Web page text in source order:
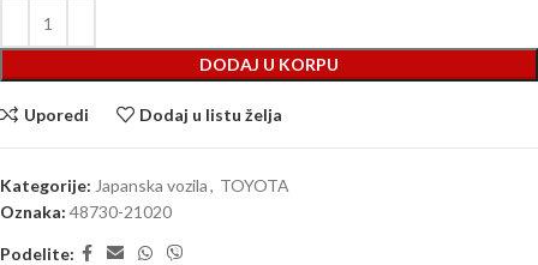
DODAJ U KORPU
Uporedi Dodaj u listu želja
Kategorije: Japanska vozila, TOYOTA
Oznaka: 48730-21020
Podelite: